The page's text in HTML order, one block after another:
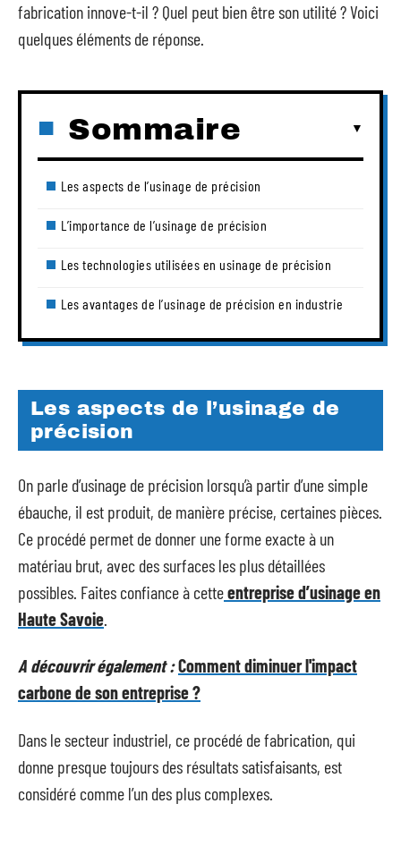
fabrication innove-t-il ? Quel peut bien être son utilité ? Voici
quelques éléments de réponse.
Sommaire
Les aspects de l’usinage de précision
L’importance de l’usinage de précision
Les technologies utilisées en usinage de précision
Les avantages de l’usinage de précision en industrie
Les aspects de l’usinage de
précision
On parle d’usinage de précision lorsqu’à partir d’une simple
ébauche, il est produit, de manière précise, certaines pièces.
Ce procédé permet de donner une forme exacte à un
matériau brut, avec des surfaces les plus détaillées
possibles. Faites confiance à cetteentreprise d’usinage en
Haute Savoie
A découvrir également :Comment diminuer l'impact
carbone de son entreprise ?
Dans le secteur industriel, ce procédé de fabrication, qui
donne presque toujours des résultats satisfaisants, est
considéré comme l’un des plus complexes.